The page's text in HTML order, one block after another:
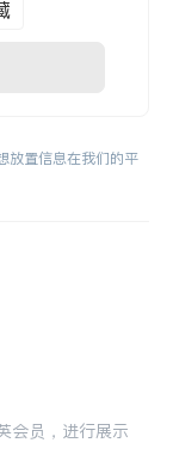
放置信息在我们的平
会员，进行展示